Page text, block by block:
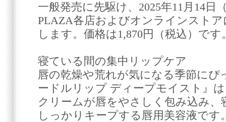
一般発売に先駆け、2025年11月14日
PLAZA各店およびオンラインスト
します。価格は1,870円（税込）です
寝ている間の集中リップケア
唇の乾燥や荒れが気になる季節に
ードルリップ ディープモイスト』
クリームが唇をやさしく包み込み
しっかりキープする唇用美容液で